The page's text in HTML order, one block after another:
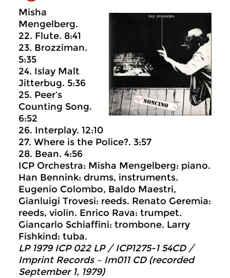
Misha
Mengelberg.
22. Flute. 8:41
23. Brozziman.
5:35
24. Islay Malt
Jitterbug. 5:36
25. Peer’s
Counting Song.
6:52
26. Interplay. 12:10
27. Where is the Police?. 3:57
28. Bean. 4:56
ICP Orchestra: Misha Mengelberg: piano.
Han Bennink: drums, instruments.
Eugenio Colombo, Baldo Maestri,
Gianluigi Trovesi: reeds. Renato Geremia:
reeds, violin. Enrico Rava: trumpet.
Giancarlo Schiaffini: trombone. Larry
Fishkind: tuba.
LP 1979 ICP 022 LP / ICP1275-1 54CD /
Imprint Records – Im011 CD (recorded
September 1, 1979)